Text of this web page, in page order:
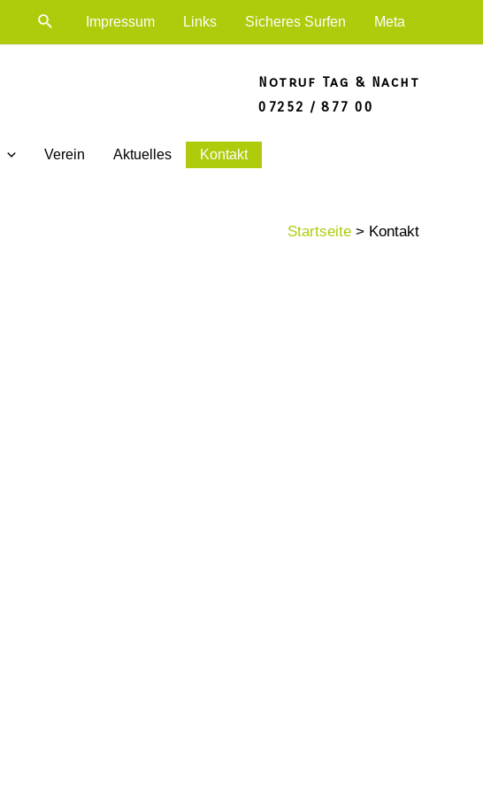
Suche Impressum Links Sicheres Surfen Meta
Notruf Tag & Nacht
07252 / 877 00
Verein Aktuelles Kontakt
Startseite Kontakt